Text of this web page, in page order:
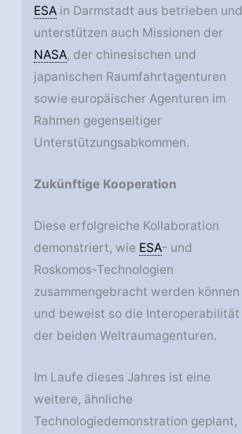
ESA in Darmstadt aus betrieben und
unterstützen auch Missionen der
NASA, der chinesischen und
japanischen Raumfahrtagenturen
sowie europäischer Agenturen im
Rahmen gegenseitiger
Unterstützungsabkommen.
Zukünftige Kooperation
Diese erfolgreiche Kollaboration
demonstriert, wie ESA- und
Roskomos-Technologien
zusammengebracht werden können
und beweist so die Interoperabilität
der beiden Weltraumagenturen.
Im Laufe dieses Jahres ist eine
weitere, ähnliche
Technologiedemonstration geplant,